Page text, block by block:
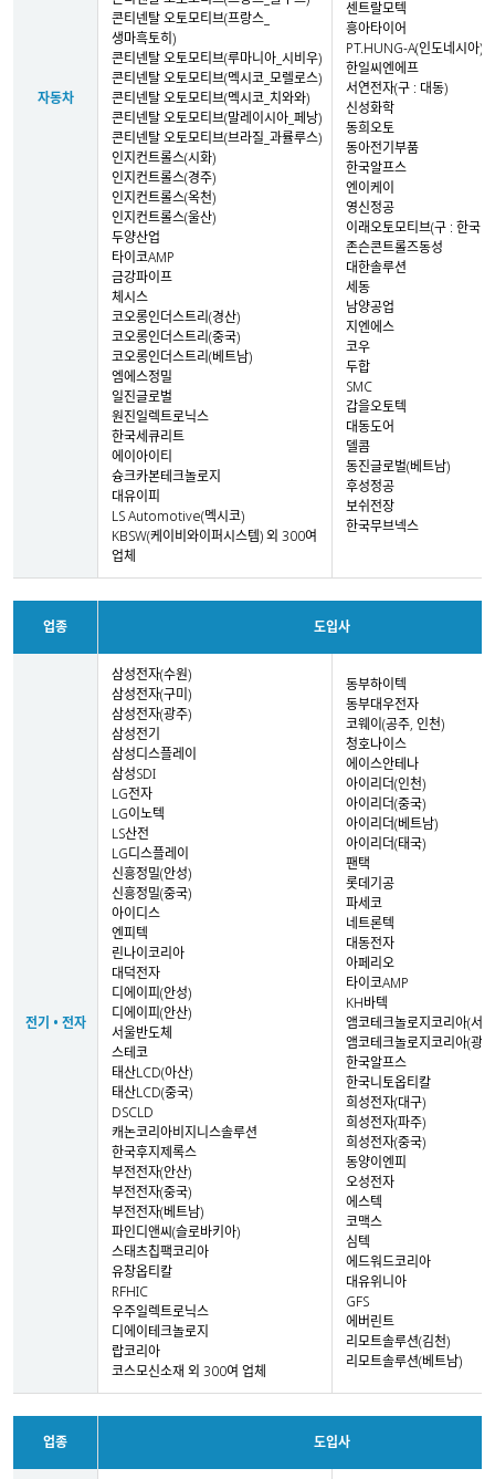
자동차
콘티넨탈 오토모티브(프랑스_
생마흑토히)
콘티넨탈 오토모티브(루마니아_시비우)
콘티넨탈 오토모티브(멕시코_모렐로스)
콘티넨탈 오토모티브(멕시코_치와와)
콘티넨탈 오토모티브(말레이시아_페낭)
콘티넨탈 오토모티브(브라질_과률루스)
인지컨트롤스(시화)
인지컨트롤스(경주)
인지컨트롤스(옥천)
인지컨트롤스(울산)
두양산업
타이코AMP
금강파이프
체시스
코오롱인더스트리(경산)
코오롱인더스트리(중국)
코오롱인더스트리(베트남)
엠에스정밀
일진글로벌
원진일렉트로닉스
한국세큐리트
에이아이티
슝크카본테크놀로지
대유이피
LS Automotive(멕시코)
KBSW(케이비와이퍼시스템) 외 300여
업체
센트랄모텍
흥아타이어
PT.HUNG-A(인도네시아)
한일씨엔에프
서연전자(구 : 대동)
신성화학
동희오토
동아전기부품
한국알프스
엔이케이
영신정공
이래오토모티브(구 : 한국
존슨콘트롤즈동성
대한솔루션
세동
남양공업
지엔에스
코우
두합
SMC
갑을오토텍
대동도어
델콤
동진글로벌(베트남)
후성정공
보쉬전장
한국무브넥스
업종 도입사
전기 • 전자
삼성전자(수원)
삼성전자(구미)
삼성전자(광주)
삼성전기
삼성디스플레이
삼성SDI
LG전자
LG이노텍
LS산전
LG디스플레이
신흥정밀(안성)
신흥정밀(중국)
아이디스
엔피텍
린나이코리아
대덕전자
디에이피(안성)
디에이피(안산)
서울반도체
스테코
태산LCD(아산)
태산LCD(중국)
DSCLD
캐논코리아비지니스솔루션
한국후지제록스
부전전자(안산)
부전전자(중국)
부전전자(베트남)
파인디앤씨(슬로바키아)
스태츠칩팩코리아
유창옵티칼
RFHIC
우주일렉트로닉스
디에이테크놀로지
랍코리아
코스모신소재 외 300여 업체
동부하이텍
동부대우전자
코웨이(공주, 인천)
청호나이스
에이스안테나
아이리더(인천)
아이리더(중국)
아이리더(베트남)
아이리더(태국)
팬택
롯데기공
파세코
네트론텍
대동전자
아페리오
타이코AMP
KH바텍
앰코테크놀로지코리아(서
앰코테크놀로지코리아(광
한국알프스
한국니토옵티칼
희성전자(대구)
희성전자(파주)
희성전자(중국)
동양이엔피
오성전자
에스텍
코맥스
심텍
에드워드코리아
대유위니아
GFS
에버린트
리모트솔루션(김천)
리모트솔루션(베트남)
업종 도입사